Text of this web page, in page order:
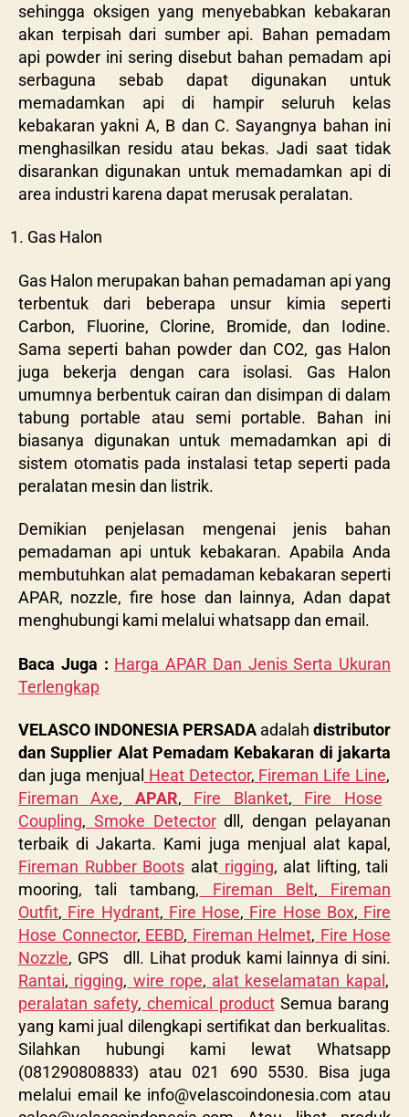
sehingga oksigen yang menyebabkan kebakaran
akan terpisah dari sumber api. Bahan pemadam
api powder ini sering disebut bahan pemadam api
serbaguna sebab dapat digunakan untuk
memadamkan api di hampir seluruh kelas
kebakaran yakni A, B dan C. Sayangnya bahan ini
menghasilkan residu atau bekas. Jadi saat tidak
disarankan digunakan untuk memadamkan api di
area industri karena dapat merusak peralatan.
Gas Halon
Gas Halon merupakan bahan pemadaman api yang
terbentuk dari beberapa unsur kimia seperti
Carbon, Fluorine, Clorine, Bromide, dan Iodine.
Sama seperti bahan powder dan CO2, gas Halon
juga bekerja dengan cara isolasi. Gas Halon
umumnya berbentuk cairan dan disimpan di dalam
tabung portable atau semi portable. Bahan ini
biasanya digunakan untuk memadamkan api di
sistem otomatis pada instalasi tetap seperti pada
peralatan mesin dan listrik.
Demikian penjelasan mengenai jenis bahan
pemadaman api untuk kebakaran. Apabila Anda
membutuhkan alat pemadaman kebakaran seperti
APAR, nozzle, fire hose dan lainnya, Adan dapat
menghubungi kami melalui whatsapp dan email.
Baca Juga : Harga APAR Dan Jenis Serta Ukuran
Terlengkap
VELASCO INDONESIA PERSADA adalah distributor
dan Supplier Alat Pemadam Kebakaran di jakarta
dan juga menjual Heat Detector, Fireman Life Line,
Fireman Axe, APAR, Fire Blanket,
Fire Hose
Coupling, Smoke Detectordll, dengan pelayanan
terbaik di Jakarta. Kami juga menjual alat kapal,
Fireman Rubber Boots alat rigging, alat lifting, tali
mooring, tali tambang,
Fireman Belt,
Fireman
Outfit, Fire Hydrant, Fire Hose, Fire Hose Box, Fire
Hose Connector, EEBD, Fireman Helmet, Fire Hose
Nozzle, GPS dll. Lihat produk kami lainnya di sini.
Rantai, rigging, wire rope, alat keselamatan kapal ,
peralatan safety, chemical productSemua barang
yang kami jual dilengkapi sertifikat dan berkualitas.
Silahkan hubungi kami lewat Whatsapp
(081290808833) atau 021 690 5530. Bisa juga
melalui email ke info@velascoindonesia.com atau